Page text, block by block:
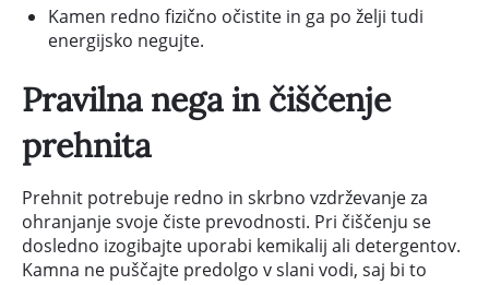
Kamen redno fizično očistite in ga po želji tudi
energijsko negujte.
Pravilna nega in čiščenje
prehnita
Prehnit potrebuje redno in skrbno vzdrževanje za
ohranjanje svoje čiste prevodnosti. Pri čiščenju se
dosledno izogibajte uporabi kemikalij ali detergentov.
Kamna ne puščajte predolgo v slani vodi, saj bi to